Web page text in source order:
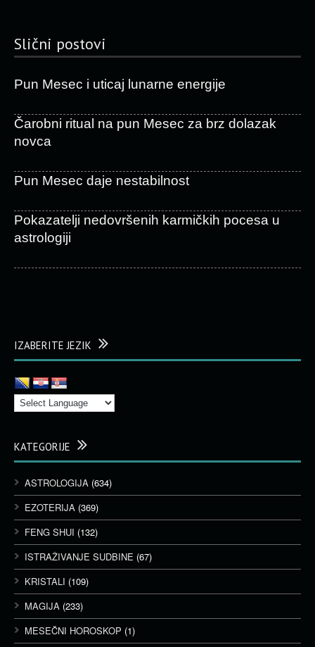
Slični postovi
Pun Mesec i uticaj lunarne energije
Čarobni ritual na pun Mesec za brz dolazak
novca
Pun Mesec daje nestabilnost
Pokazatelji nedovršenih karmičkih pocesa u
astrologiji
IZABERITE JEZIK
KATEGORIJE
ASTROLOGIJA (634)
EZOTERIJA (369)
FENG SHUI (132)
ISTRAŽIVANJE SUDBINE (67)
KRISTALI (109)
MAGIJA (233)
MESEČNI HOROSKOP (1)